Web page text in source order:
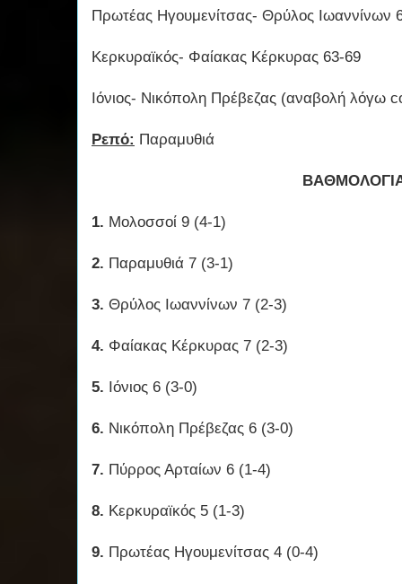
Πρωτέας Ηγουμενίτσας- Θρύλος Ιωαννίνων
Κερκυραϊκός- Φαίακας Κέρκυρας 63-69
Ιόνιος- Νικόπολη Πρέβεζας (αναβολή λόγω
Ρεπό: Παραμυθιά
1. Μολοσσοί 9 (4-1)
2. Παραμυθιά 7 (3-1)
3. Θρύλος Ιωαννίνων 7 (2-3)
4. Φαίακας Κέρκυρας 7 (2-3)
5. Ιόνιος 6 (3-0)
6. Νικόπολη Πρέβεζας 6 (3-0)
7. Πύρρος Αρταίων 6 (1-4)
8. Κερκυραϊκός 5 (1-3)
9. Πρωτέας Ηγουμενίτσας 4 (0-4)